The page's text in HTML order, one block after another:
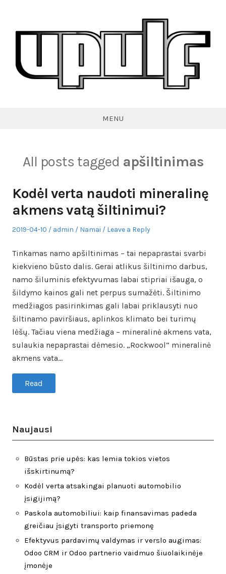
content
MENU
All posts tagged apšiltinimas
Kodėl verta naudoti mineralinę
akmens vatą šiltinimui?
Posted
2019-04-10 Author
admin
Posted
Namai Leave a Reply
Tinkamas namo apšiltinimas – tai nepaprastai svarbi
kiekvieno būsto dalis. Gerai atlikus šiltinimo darbus,
namo šiluminis efektyvumas labai stipriai išauga, o
šildymo kainos gali net perpus sumažėti. Šiltinimo
medžiagos pasirinkimas gali labai priklausyti nuo
šiltinamo paviršiaus, aplinkos klimato bei turimų
lėšų. Tačiau viena medžiaga – mineralinė akmens vata,
sulaukia nepaprastai dėmesio. „Rockwool“ mineralinė
akmens vata…
Read
Naujausi
Būstas prie upės: kas lemia tokios vietos
išskirtinumą?
Kodėl verta atsakingai planuoti automobilio
įsigijimą?
Paskola automobiliui: kaip finansavimas padeda
greičiau įsigyti transporto priemonę
Efektyvus pardavimų valdymas ir verslo augimas:
Odoo CRM ir Odoo partnerio vaidmuo šiuolaikinėje
įmonėje